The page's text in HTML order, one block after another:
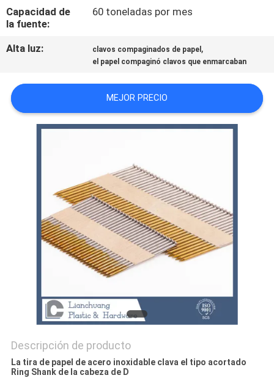
PIDA
UNA
MAPA
PRIVACY
POLICY
Capacidad de
la fuente:
60 toneladas por mes
Alta luz: clavos compaginados de papel ,
el papel compaginó clavos que enmarcaban
MEJOR PRECIO
Descripción de producto
La tira de papel de acero inoxidable clava el tipo acortado
Ring Shank de la cabeza de D